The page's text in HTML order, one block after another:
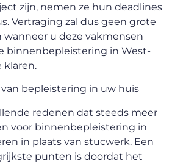
zijn, nemen ze hun deadlines
Vertraging zal dus geen grote
wanneer u deze vakmensen
binnenbepleistering in West-
klaren.
bepleistering in uw huis
redenen dat steeds meer
voor binnenbepleistering in
in plaats van stucwerk. Een
punten is doordat het